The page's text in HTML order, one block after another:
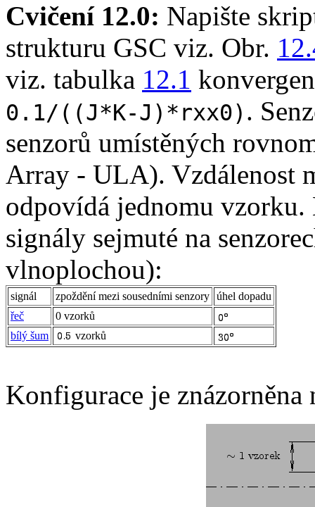
Cvičení 12.0: Napište
strukturu GSC viz. Obr.
viz. tabulka 12.1
0.1/((J*K-J)*rxx0) .
senzorů umístěných
Array - ULA). Vzdálenost
odpovídá jednomu
signály sejmuté na
vlnoplochou):
signál zpoždění mezi sousedními senzory úhel dopadu
řeč
0 vzorků
bílý šum
vzorků
Konfigurace je